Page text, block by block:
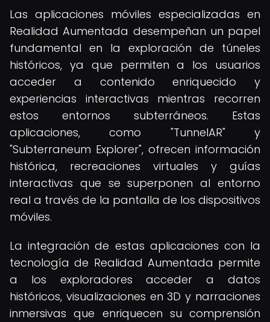
Las aplicaciones móviles especializadas en
Realidad Aumentada desempeñan un papel
fundamental en la exploración de túneles
históricos, ya que permiten a los usuarios
acceder a contenido enriquecido y
experiencias interactivas mientras recorren
estos entornos subterráneos. Estas
aplicaciones, como "TunnelAR" y
"Subterraneum Explorer", ofrecen información
histórica, recreaciones virtuales y guías
interactivas que se superponen al entorno
real a través de la pantalla de los dispositivos
móviles.
La integración de estas aplicaciones con la
tecnología de Realidad Aumentada permite
a los exploradores acceder a datos
históricos, visualizaciones en 3D y narraciones
inmersivas que enriquecen su comprensión